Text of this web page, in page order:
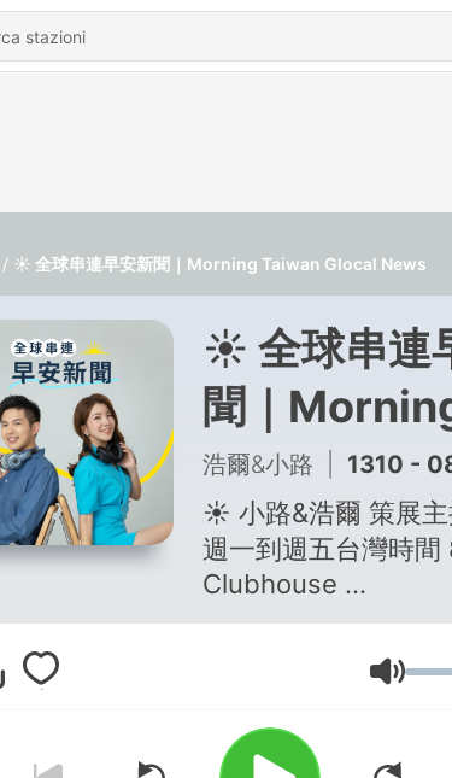
☀️ 全球串連早安新聞｜Morning Taiwan Glocal News
☀️ 全球串連
聞｜
Taiwan
News
浩爾&小路 1310 - 0807 全球讀報｜川普簽行政命令：限縮出生公民權、禁生育旅遊｜緬甸
☀️ 小路&浩爾 策展主
週一到週五台灣時
Clubhouse
補充時事營養素，
努力認真，希望節
讓更多人關心國際，
議！